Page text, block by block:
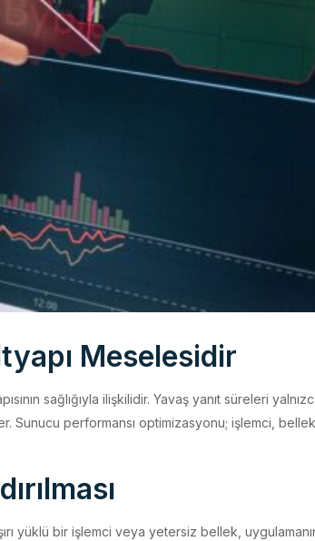
Meselesidir
sağlığıyla ilişkilidir. Yavaş yanıt süreleri
performansı optimizasyonu; işlemci,
yüklü bir işlemci veya yetersiz bellek,